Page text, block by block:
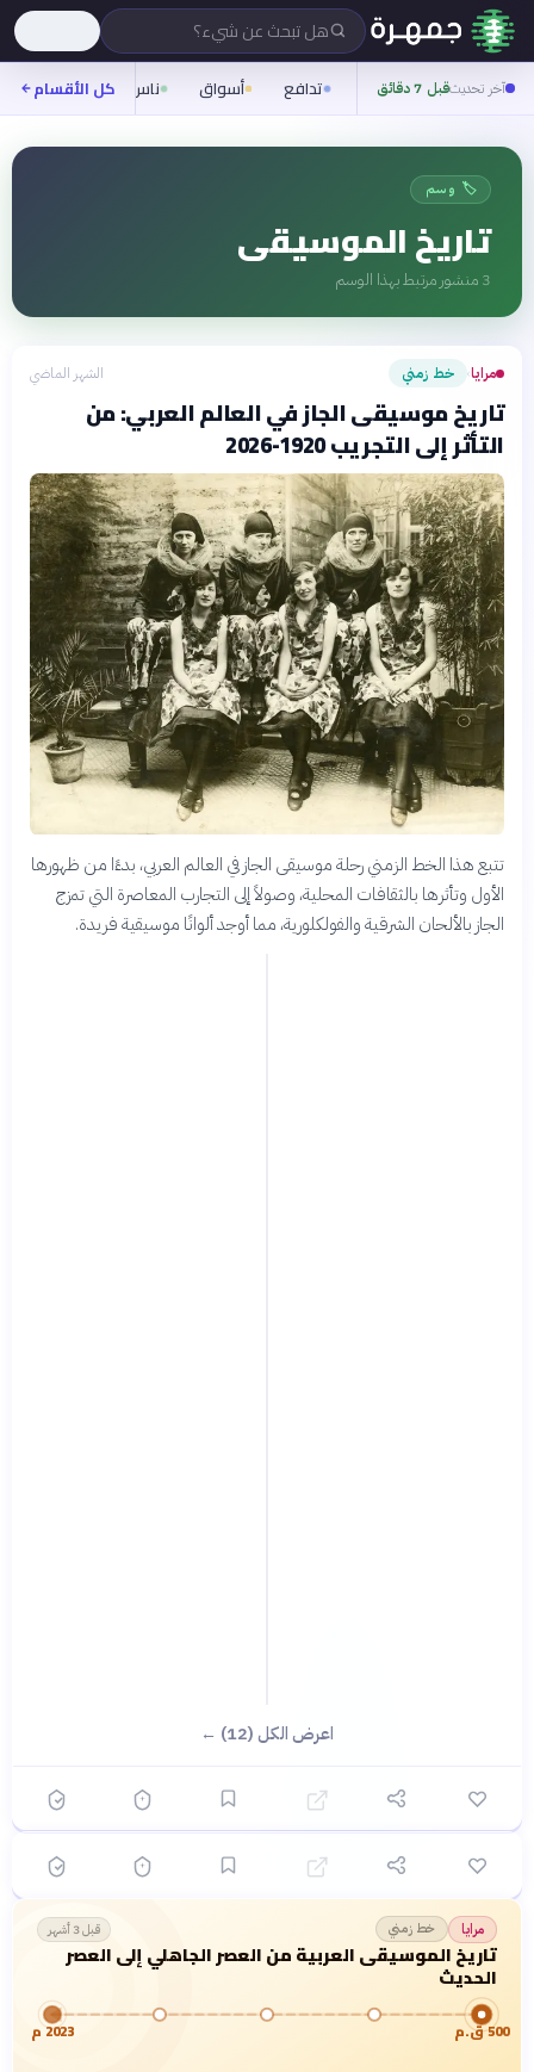
هل تبحث عن شيء؟
آخر تحديثقبل 7 دقائق تدافع أسواق ناس روح
كل الأقسام
🏷️ وسم
تاريخ الموسيقى
3 منشور مرتبط بهذا الوسم
مرايا› خط زمني الشهر الماضي
تاريخ موسيقى الجاز في العالم العربي: من
التأثر إلى التجريب 1920-2026
تتبع هذا الخط الزمني رحلة موسيقى الجاز في العالم العربي، بدءًا من ظهورها
الأول وتأثرها بالثقافات المحلية، وصولاً إلى التجارب المعاصرة التي تمزج
الجاز بالألحان الشرقية والفولكلورية، مما أوجد ألوانًا موسيقية فريدة.
اعرض الكل (12) ← ؟ مرايا صواب أم خطأ قبل شهرين
المقامات الموسيقية العربية: روح الشرق وكنوزها
الخفية
🎯
10 🟡 متوسط ابدأ ←
مرايا خط زمني قبل 3 أشهر
تاريخ الموسيقى العربية من العصر الجاهلي إلى العصر
الحديث
500 ق.م 2023 م